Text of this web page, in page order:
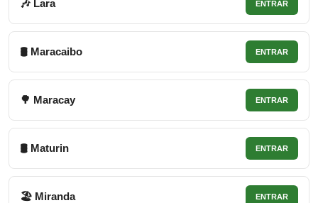
🎶 Lara ENTRAR
🛢 Maracaibo ENTRAR
🌳 Maracay ENTRAR
🛢 Maturin ENTRAR
🏖 Miranda ENTRAR